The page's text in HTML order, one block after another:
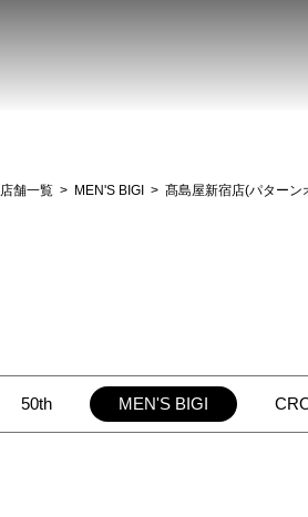
店舗一覧 MEN'S BIGI 髙島屋新宿店(パターン
50th MEN'S BIGI